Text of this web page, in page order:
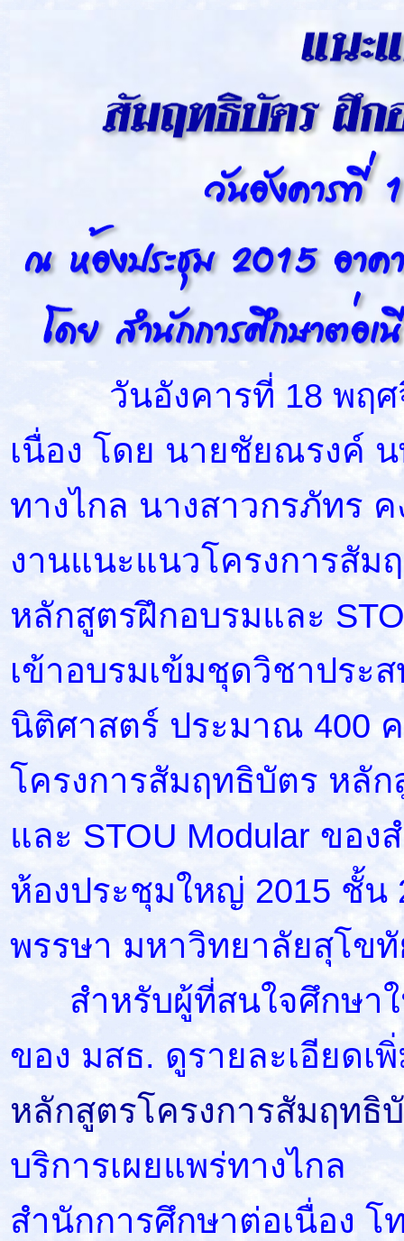
วันอังคารที่ 18 พฤศจิ
เนื่อง โดย นายชัยณรงค์
ทางไกล นางสาวกรภัทร
งานแนะแนวโครงการสัม
หลักสูตรฝึกอบรมและ
เข้าอบรมเข้มชุดวิชาปร
นิติศาสตร์ ประมาณ 400
โครงการสัมฤทธิบัตร หลั
และ STOU Modular ขอ
ห้องประชุมใหญ่ 2015 ชั้น
พรรษา มหาวิทยาลัยสุโข
สำหรับผู้ที่สนใจศึกษาใ
ของ มสธ. ดูรายละเอียดเ
หลักสูตรโครงการสัมฤทธิ
บริการเผยแพร่ทางไกล
สำนักการศึกษาต่อเนื่อง โ